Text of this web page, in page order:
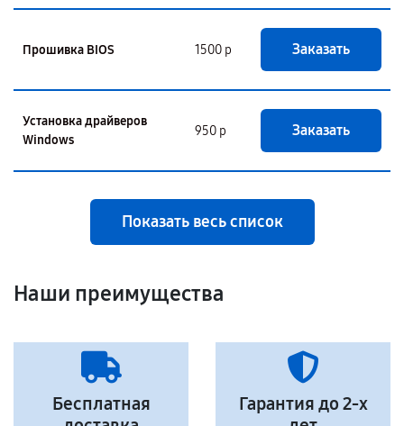
Прошивка BIOS 1500 р Заказать
Установка драйверов
Windows
950 р Заказать
Показать весь список
Наши преимущества
Бесплатная
Гарантия до 2-х